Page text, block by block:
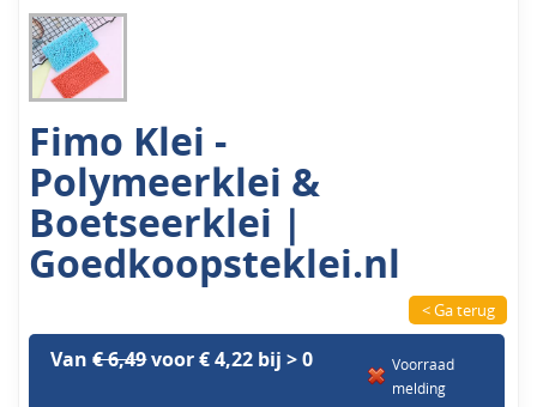
Fimo Klei -
Polymeerklei &
Boetseerklei |
Goedkoopsteklei.nl
< Ga terug
Van€ 6,49voor € 4,22 bij > 0
Voorraad
melding